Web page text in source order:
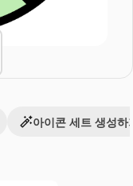
아이콘 세트 생성하